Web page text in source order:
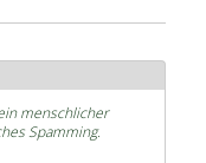
menschlicher
Spamming.